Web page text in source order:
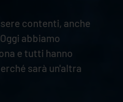
contenti, anche
abbiamo
e tutti hanno
sarà un'altra